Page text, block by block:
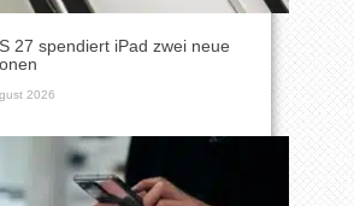
27 spendiert iPad zwei neue
2026